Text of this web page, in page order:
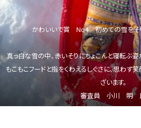
かわいいで賞 No4 初めての雪をそ
真っ白な雪の中、赤いそりにちょこんと寝転ぶ姿
もこもこフードと指をくわえるしぐさに、思わず
ざいます。
審査員 小川 明